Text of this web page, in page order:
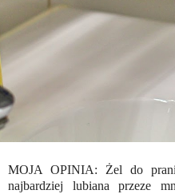
MOJA OPINIA: Żel do
najbardziej lubiana przeze